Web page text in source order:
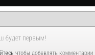
будет первым!
чтобы добавлять комментарии